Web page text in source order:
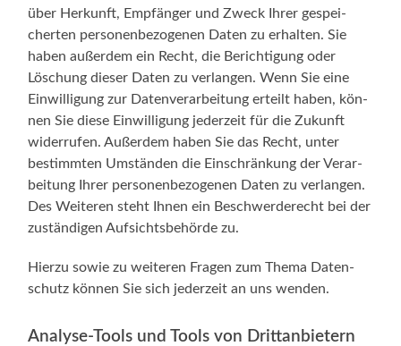
über Her­kunft, Emp­fän­ger und Zweck Ihrer gespei­
cher­ten per­so­nen­be­zo­ge­nen Daten zu erhal­ten. Sie
haben außer­dem ein Recht, die Berich­ti­gung oder
Löschung die­ser Daten zu ver­lan­gen. Wenn Sie eine
Ein­wil­li­gung zur Daten­ver­ar­bei­tung erteilt haben, kön­
nen Sie die­se Ein­wil­li­gung jeder­zeit für die Zukunft
wider­ru­fen. Außer­dem haben Sie das Recht, unter
bestimm­ten Umstän­den die Ein­schrän­kung der Ver­ar­
bei­tung Ihrer per­so­nen­be­zo­ge­nen Daten zu ver­lan­gen.
Des Wei­te­ren steht Ihnen ein Beschwer­de­recht bei der
zustän­di­gen Auf­sichts­be­hör­de zu.
Hier­zu sowie zu wei­te­ren Fra­gen zum The­ma Daten­
schutz kön­nen Sie sich jeder­zeit an uns wenden.
Analyse-Tools und Tools von Drittanbietern